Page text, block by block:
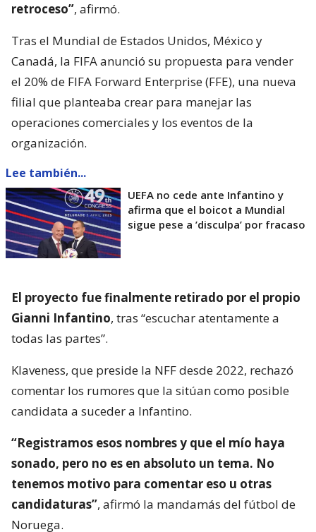
retroceso”, afirmó.
Tras el Mundial de Estados Unidos, México y
Canadá, la FIFA anunció su propuesta para vender
el 20% de FIFA Forward Enterprise (FFE), una nueva
filial que planteaba crear para manejar las
operaciones comerciales y los eventos de la
organización.
Lee también...
UEFA no cede ante Infantino y
afirma que el boicot a Mundial
sigue pese a ’disculpa’ por fracaso
El proyecto fue finalmente retirado por el propio
Gianni Infantino, tras “escuchar atentamente a
todas las partes”.
Klaveness, que preside la NFF desde 2022, rechazó
comentar los rumores que la sitúan como posible
candidata a suceder a Infantino.
“Registramos esos nombres y que el mío haya
sonado, pero no es en absoluto un tema. No
tenemos motivo para comentar eso u otras
candidaturas”, afirmó la mandamás del fútbol de
Noruega.